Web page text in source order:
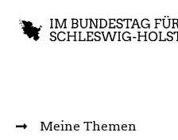
Meine Themen